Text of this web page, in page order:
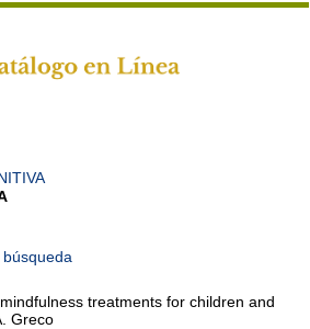
treatments for children and
Greco